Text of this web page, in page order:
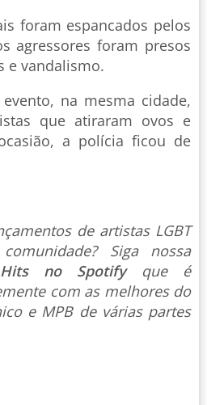
foram espancados pelos
agressores foram presos
e vandalismo.
na mesma cidade,
que atiraram ovos e
a polícia ficou de
de artistas LGBT
Siga nossa
Hits no Spotify que é
com as melhores do
e MPB de várias partes